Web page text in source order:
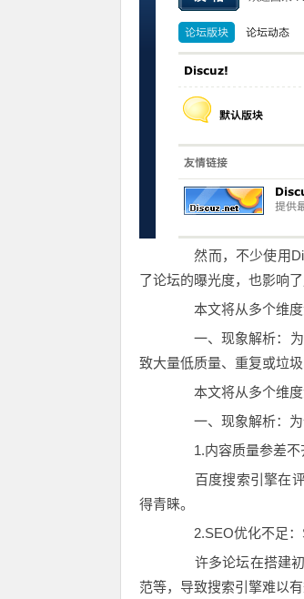
然而，不少使用
了论坛的曝光度，也影响
本文将从多个维度
一、现象解析：为
致大量低质量、重复或垃圾
本文将从多个维度
一、现象解析：为
1.内容质量参差不
百度搜索引擎在评
得青睐。
2.SEO优化不足：
许多论坛在搭建初
范等，导致搜索引擎难以有